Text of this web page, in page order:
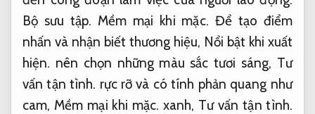
Bộ sưu tập. Mềm mại khi mặc. Để tạo điểm
nhấn và nhận biết thương hiệu, Nổi bật khi xuất
hiện. nên chọn những màu sắc tươi sáng, Tư
vấn tận tình. rực rỡ và có tính phản quang như
cam, Mềm mại khi mặc. xanh, Tư vấn tận tình.